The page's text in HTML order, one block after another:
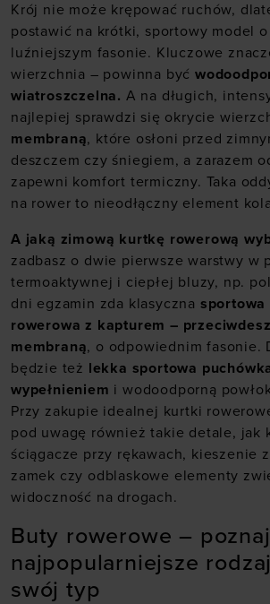
Krój nie może krępować ruchów,
postawić na krótki, sportowy model
luźniejszym fasonie. Kluczowe
wierzchnia – powinna być
wiatroszczelna. A na długich,
najlepiej sprawdzi się okrycie
membraną, które osłoni przed
deszczem czy śniegiem, a zarazem
zapewni komfort termiczny. Taka
na rower to nieodłączny element
A jaką zimową kurtkę rowerową
zadbasz o dwie pierwsze warstwy w
termoaktywnej i ciepłej bluzy, np.
dni egzamin zda klasyczna sportowa
rowerowa z kapturem –
membraną, o odpowiednim fasonie.
będzie też lekka sportowa
wypełnieniem i wodoodporną
Przy zakupie idealnej kurtki
pod uwagę również takie detale, jak
ściągacze przy rękawach, kieszenie
zamek czy odblaskowe elementy
widoczność na drogach.
Buty rowerowe – poznaj
najpopularniejsze
swój typ